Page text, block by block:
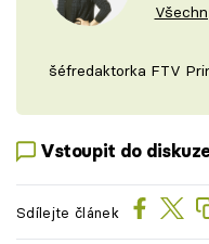
šéfredaktorka FTV
Vstoupit do
Sdílejte článek